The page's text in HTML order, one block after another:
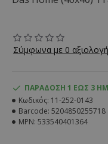
Σύμφωνα με 0
ΠΑΡΆΔΟΣΗ 1 ΈΩΣ 3
Κωδικός: 11-252-0143
Barcode: 5204850255718
MPN: 533540401364